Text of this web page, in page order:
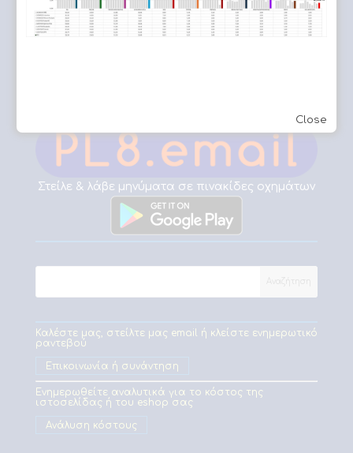
Στείλε & λάβε μηνύματα σε πινακίδες οχημάτων
Καλέστε μας, στείλτε μας email ή κλείστε ενημερωτικό
ραντεβού
Επικοινωνία ή συνάντηση
Ενημερωθείτε αναλυτικά για το κόστος της
ιστοσελίδας ή του eshop σας
Ανάλυση κόστους
Close